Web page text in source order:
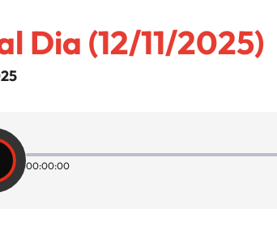
Dia (12/11/2025)
00:00:00